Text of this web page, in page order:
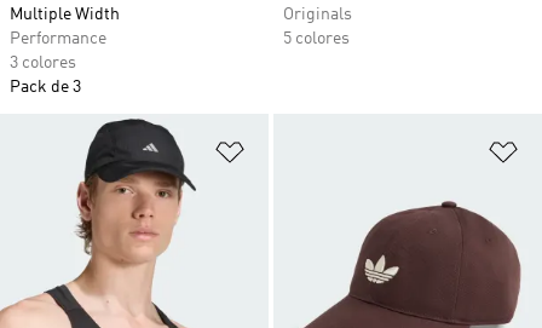
Multiple Width
Performance
3 colores
Pack de 3
Originals
5 colores